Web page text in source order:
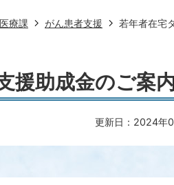
療課 がん患者支援 若年者在宅
援助成金のご案
更新日：2024年